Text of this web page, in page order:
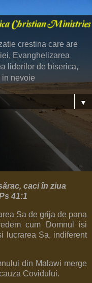
crestina care are
Evanghelizarea
liderilor de biserica,
in nevoie
▼
caci în ziua
41:1
Sa de grija de pana
cum Domnul isi
lucrarea Sa, indiferent
din Malawi merge
Covidului.